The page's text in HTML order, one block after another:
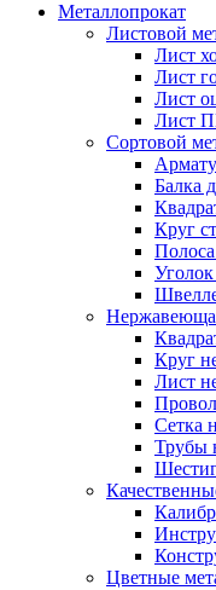
Металлопрокат
Листовой
Лист
Лист
Лист
Лист
Сортовой
Балка
Круг
Полоса
Уголок
Круг
Лист
Сетка
Трубы
Цветные